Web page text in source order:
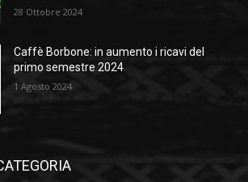
28 Ottobre 2024
Caffè Borbone: in aumento i ricavi del
primo semestre 2024
1 Agosto 2024